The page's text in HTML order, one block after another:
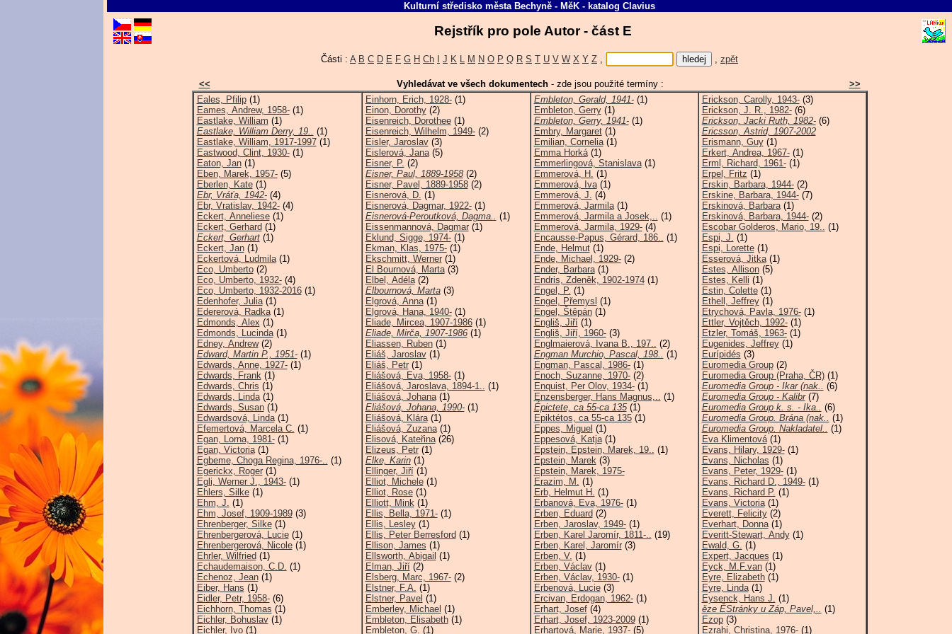
Kulturní středisko města Bechyně - MěK - katalog Clavius
Rejstřík pro pole Autor - část E
Části : A B C D E F G H Ch J K L M N O P Q R S T U V W X Y Z , , zpět
<< Vyhledávat ve všech dokumentech- zde jsou použité termíny :
>>
Eales, Pfilip(1)
Eames, Andrew, 1958-(1)
Eastlake, William (1)
Eastlake, William Derry, 19.. (1)
Eastlake, William, 1917-1997(1)
Eastwood, Clint, 1930-(1)
Eaton, Jan(1)
Eben, Marek, 1957-(5)
Eberlen, Kate(1)
Ebr, Vráťa, 1942-(4)
Ebr, Vratislav, 1942-(4)
Eckert, Anneliese(1)
Eckert, Gerhard (1)
Eckert, Gerhart(1)
Eckert, Jan(1)
Eckertová, Ludmila(1)
Eco, Umberto(2)
Eco, Umberto, 1932-(4)
Eco, Umberto, 1932-2016(1)
Edenhofer, Julia(1)
Edererová, Radka(1)
Edmonds, Alex (1)
Edmonds, Lucinda(1)
Edney, Andrew(2)
Edward, Martin P., 1951-(1)
Edwards, Anne, 1927-(1)
Edwards, Frank(1)
Edwards, Chris (1)
Edwards, Linda(1)
Edwards, Susan(1)
Edwardsová, Linda(1)
Efemertová, Marcela C. (1)
Egan, Lorna, 1981-(1)
Egan, Victoria(1)
Egbeme, Choga Regina, 1976-.. (1)
Egerickx, Roger(1)
Egli, Werner J., 1943-(1)
Ehlers, Silke(1)
Ehm, J. (1)
Ehm, Josef, 1909-1989(3)
Ehrenberger, Silke(1)
Ehrenbergerová, Lucie(1)
Ehrenbergerová, Nicole(1)
Ehrler, Wilfried (1)
Echaudemaison, C.D. (1)
Echenoz, Jean(1)
Eiber, Hans (1)
Eidler, Petr, 1958-(6)
Eichhorn, Thomas (1)
Eichler, Bohuslav(1)
Eichler, Ivo(1)
Einhorn, Erich, 1928-(1)
Einon, Dorothy(2)
Eisenreich, Dorothee(1)
Eisenreich, Wilhelm, 1949-(2)
Eisler, Jaroslav(3)
Eislerová, Jana(5)
Eisner, P. (2)
Eisner, Paul, 1889-1958(2)
Eisner, Pavel, 1889-1958(2)
Eisnerová, D. (1)
Eisnerová, Dagmar, 1922-(1)
Eisnerová-Peroutková, Dagma.. (1)
Eissenmannová, Dagmar(1)
Eklund, Sigge, 1974-(1)
Ekman, Klas, 1975-(1)
Ekschmitt, Werner(1)
El Bournová, Marta(3)
Elbel, Adéla(2)
Elbournová, Marta(3)
Elgrová, Anna(1)
Elgrová, Hana, 1940-(1)
Eliade, Mircea, 1907-1986(1)
Eliade, Mirča, 1907-1986(1)
Eliassen, Ruben(1)
Eliáš, Jaroslav(1)
Eliáš, Petr(1)
Eliášová, Eva, 1958-(1)
Eliášová, Jaroslava, 1894-1.. (1)
Eliášová, Johana(1)
Eliášová, Johana, 1990-(1)
Eliášová, Klára(1)
Eliášová, Zuzana(1)
Elisová, Kateřina(26)
Elizeus, Petr(1)
Elke, Karin(1)
Ellinger, Jiří(1)
Elliot, Michele(1)
Elliot, Rose(1)
Elliott, Mink(1)
Ellis, Bella, 1971-(1)
Ellis, Lesley(1)
Ellis, Peter Berresford (1)
Ellison, James (1)
Ellsworth, Abigail (1)
Elman, Jiří(2)
Elsberg, Marc, 1967-(2)
Elstner, F.A. (1)
Elstner, Pavel (1)
Emberley, Michael (1)
Embleton, Elisabeth(1)
Embleton, G. (1)
Embleton, Gerald, 1941-(1)
Embleton, Gerry(1)
Embleton, Gerry, 1941-(1)
Embry, Margaret(1)
Emilian, Cornelia(1)
Emma Horká(1)
Emmerlingová, Stanislava(1)
Emmerová, H. (1)
Emmerová, Iva(1)
Emmerová, J. (4)
Emmerová, Jarmila(1)
Emmerová, Jarmila a Josek,.. (1)
Emmerová, Jarmila, 1929-(4)
Encausse-Papus, Gérard, 186.. (1)
Ende, Helmut(1)
Ende, Michael, 1929-(2)
Ender, Barbara(1)
Endris, Zdeněk, 1902-1974(1)
Engel, P. (1)
Engel, Přemysl (1)
Engel, Štěpán(1)
Engliš, Jiří(1)
Engliš, Jiří, 1960-(3)
Englmaierová, Ivana B., 197.. (2)
Engman Murchio, Pascal, 198.. (1)
Engman, Pascal, 1986-(1)
Enoch, Suzanne, 1970-(2)
Enquist, Per Olov, 1934-(1)
Enzensberger, Hans Magnus,.. (1)
Épictete, ca 55-ca 135(1)
Epiktétos, ca 55-ca 135(1)
Eppes, Miguel (1)
Eppesová, Katja(1)
Epstein, Epstein, Marek, 19.. (1)
Epstein, Marek(3)
Epstein, Marek, 1975-
Erazim, M. (1)
Erb, Helmut H. (1)
Erbanová, Eva, 1976-(1)
Erben, Eduard (2)
Erben, Jaroslav, 1949-(1)
Erben, Karel Jaromír, 1811-.. (19)
Erben, Karel, Jaromír(3)
Erben, V. (1)
Erben, Václav(1)
Erben, Václav, 1930-(1)
Erbenová, Lucie(3)
Ercivan, Erdogan, 1962-(1)
Erhart, Josef(4)
Erhart, Josef, 1923-2009(1)
Erhartová, Marie, 1937-(5)
Erickson, Carolly, 1943-(3)
Erickson, J. R., 1982-(6)
Erickson, Jacki Ruth, 1982-(6)
Ericsson, Astrid, 1907-2002
Erismann, Guy(1)
Erkert, Andrea, 1967-(1)
Erml, Richard, 1961-(1)
Erpel, Fritz (1)
Erskin, Barbara, 1944-(2)
Erskine, Barbara, 1944-(7)
Erskinová, Barbara(1)
Erskinová, Barbara, 1944-(2)
Escobar Golderos, Mario, 19.. (1)
Espi, J. (1)
Espi, Lorette(1)
Esserová, Jitka(1)
Estes, Allison(5)
Estes, Kelli (1)
Estin, Colette(1)
Ethell, Jeffrey(1)
Etrychová, Pavla, 1976-(1)
Ettler, Vojtěch, 1992-(1)
Etzler, Tomáš, 1963-(1)
Eugenides, Jeffrey(1)
Eurípidés (3)
Euromedia Group(2)
Euromedia Group (Praha, ČR)(1)
Euromedia Group - Ikar (nak.. (6)
Euromedia Group - Kalibr(7)
Euromedia Group k. s. - Ika.. (6)
Euromedia Group. Brána (nak.. (1)
Euromedia Group. Nakladatel.. (1)
Eva Klimentová(1)
Evans, Hilary, 1929-(1)
Evans, Nicholas (1)
Evans, Peter, 1929-(1)
Evans, Richard D., 1949-(1)
Evans, Richard P. (1)
Evans, Victoria(1)
Everett, Felicity(2)
Everhart, Donna(1)
Everitt-Stewart, Andy(1)
Ewald, G. (1)
Expert, Jacques (1)
Eyck, M.F.van(1)
Eyre, Elizabeth(1)
Eyre, Linda(1)
Eysenck, Hans J. (1)
ěze ĚStránky u Záp, Pavel,.. (1)
Ezop(3)
Ezrahi, Christina, 1976-(1)